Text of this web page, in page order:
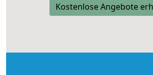
Kostenlose Angebote